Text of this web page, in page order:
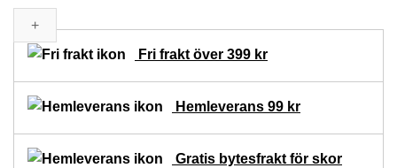
Fri frakt över 399 kr
Hemleverans 99 kr
Gratis bytesfrakt för skor